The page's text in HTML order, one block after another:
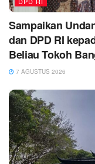
Sampaikan
dan DPD RI
Beliau Tokoh
7 AGUSTUS 2026